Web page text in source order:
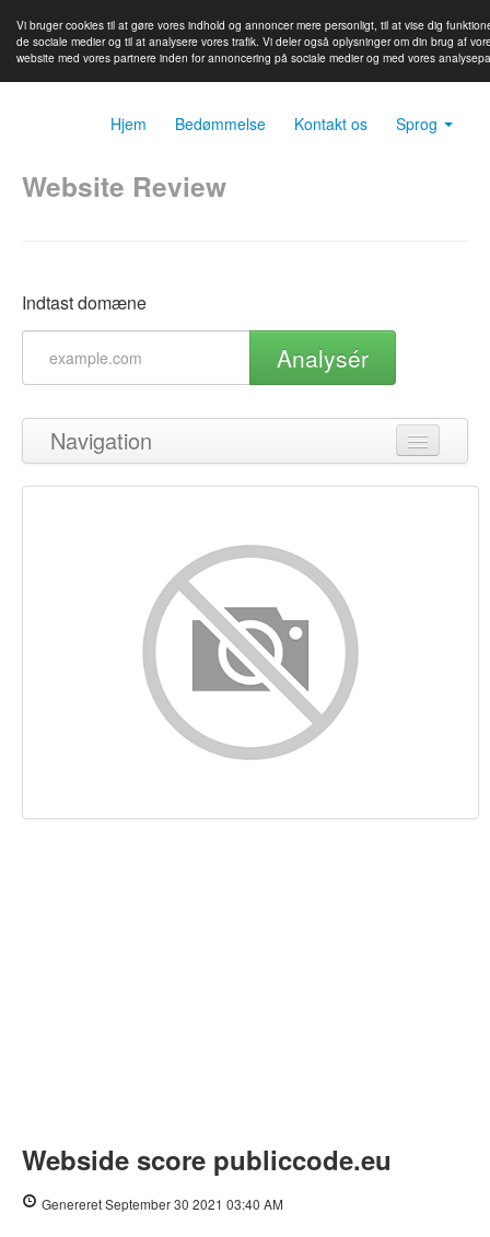
Vi bruger cookies til at gøre vores indhold og annoncer mere personligt, til at vise dig
de sociale medier og til at analysere vores trafik. Vi deler også oplysninger om din brug af
website med vores partnere inden for annoncering på sociale medier og med vores
Hjem Bedømmelse Kontakt os Sprog
Website Review
Indtast domæne
Analysér
Navigation
Tilbage til toppen
Nøgleord
Brugervenlighed
Dokument
Webside score publiccode.eu
Genereret September 30 2021 03:40 AM